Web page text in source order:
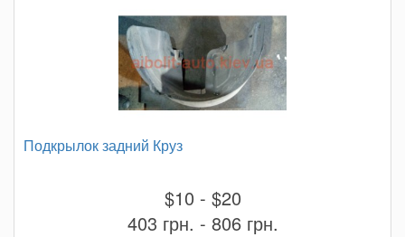
Подкрылок задний Круз
$10 - $20
403 грн. - 806 грн.